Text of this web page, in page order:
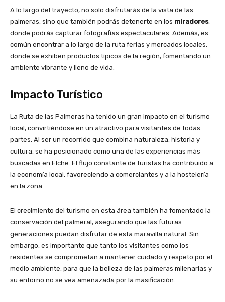
A lo largo del trayecto, no solo disfrutarás de la vista de las
palmeras, sino que también podrás detenerte en los miradores,
donde podrás capturar fotografías espectaculares. Además, es
común encontrar a lo largo de la ruta ferias y mercados locales,
donde se exhiben productos típicos de la región, fomentando un
ambiente vibrante y lleno de vida.
Impacto Turístico
La Ruta de las Palmeras ha tenido un gran impacto en el turismo
local, convirtiéndose en un atractivo para visitantes de todas
partes. Al ser un recorrido que combina naturaleza, historia y
cultura, se ha posicionado como una de las experiencias más
buscadas en Elche. El flujo constante de turistas ha contribuido a
la economía local, favoreciendo a comerciantes y a la hostelería
en la zona.
El crecimiento del turismo en esta área también ha fomentado la
conservación del palmeral, asegurando que las futuras
generaciones puedan disfrutar de esta maravilla natural. Sin
embargo, es importante que tanto los visitantes como los
residentes se comprometan a mantener cuidado y respeto por el
medio ambiente, para que la belleza de las palmeras milenarias y
su entorno no se vea amenazada por la masificación.